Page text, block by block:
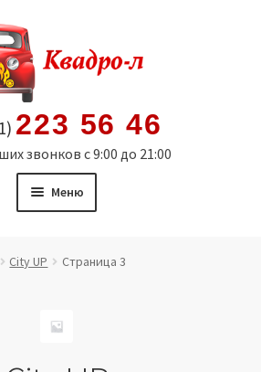
223 56 46
звонков с 9:00 до 21:00
Меню
City UP Страница 3